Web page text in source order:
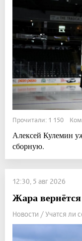
Прочитали: 1 150
Алексей Кулемин
сборную.
12:30, 5 авг 2026
Жара
Новости / Учатся ли